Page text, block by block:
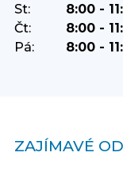
St:
8:00 -
Čt:
8:00 -
Pá:
8:00 -
ZAJÍMAVÉ